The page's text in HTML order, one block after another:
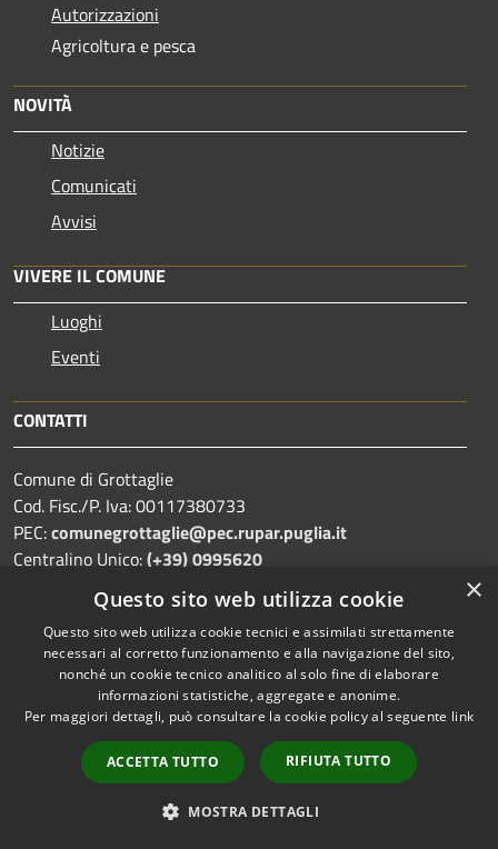
Autorizzazioni
Agricoltura e pesca
NOVITÀ
Notizie
Comunicati
Avvisi
VIVERE IL COMUNE
Luoghi
Eventi
CONTATTI
Comune di Grottaglie
Cod. Fisc./P. Iva: 00117380733
PEC:comunegrottaglie@pec.rupar.puglia.it
Centralino Unico:(+39) 0995620
Prenotazione appuntamento
Segnalazione disservizio
Leggi le FAQ
Richiesta assistenza
×
Questo sito web utilizza cookie
Questo sito web utilizza cookie tecnici e assimilati strettamente
necessari al corretto funzionamento e alla navigazione del sito,
nonché un cookie tecnico analitico al solo fine di elaborare
informazioni statistiche, aggregate e anonime.
Per maggiori dettagli, può consultare la cookie policy al seguente link
ACCETTA TUTTO RIFIUTA TUTTO
MOSTRA DETTAGLI